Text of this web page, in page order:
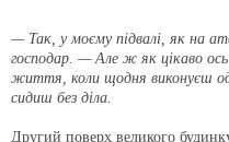
— Так, у моєму підвалі, як на
господар. — Але ж як цікаво
життя, коли щодня виконуєш
сидиш без діла.
Другий поверх великого